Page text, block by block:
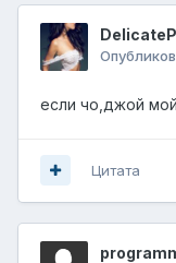
если чо,джой
Цитата